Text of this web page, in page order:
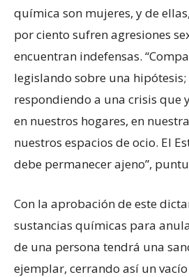
química son mujeres, y de
por ciento sufren agresiones
encuentran indefensas.
legislando sobre una hipótesis;
respondiendo a una crisis que
en nuestros hogares, en
nuestros espacios de ocio. El
debe permanecer ajeno”,
Con la aprobación de este
sustancias químicas para
de una persona tendrá una
ejemplar, cerrando así un